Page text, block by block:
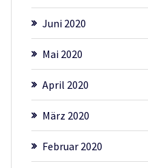
Juni 2020
Mai 2020
April 2020
März 2020
Februar 2020